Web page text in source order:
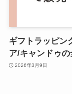
ギフトラッピン
ア/キャンドゥの
2026年3月9日